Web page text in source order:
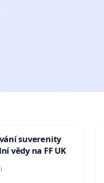
suverenity
vědy na FF UK